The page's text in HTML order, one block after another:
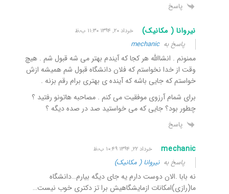
پاسخ
نیروانا ( مکانیک) خرداد ۲۰, ۱۳۹۴ ۱۱:۳۰ ب٫ظ
پاسخ بهmechanic
ممنونم . انشاالله هر کجا که آیندم بهتر می شه قبول شم . هیچ
وقت از خدا نخواستم که فلان دانشگاه قبول شم همیشه ازش
خواستم که جایی باشه که آینده ی بهتری برام رقم بزنه .
برای شمام آرزوی موفقیت می کنم . مصاحبه هاتونو رفتید ؟
چطور بود؟ جایی که می خواستید صد در صده دیگه ؟
پاسخ
mechanic خرداد ۲۲, ۱۳۹۴ ۱۰:۴۹ ب٫ظ
پاسخ بهنیروانا ( مکانیک)
نه بابا .الان دوست دارم یه جای دیگه بیارم…دانشگاه
ما(رازی)امکانات ازمایشگاهیش برا تز دکتری خوب نیست…